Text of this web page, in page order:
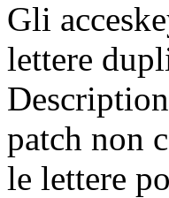
Gli
lettere
patch non
le lettere